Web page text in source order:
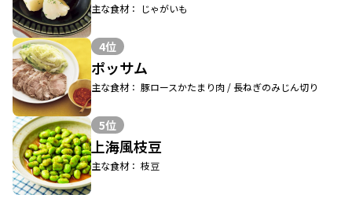
主な食材： じゃがいも
4位
ポッサム
主な食材： 豚ロースかたまり肉 / 長ねぎのみじん切り
5位
上海風枝豆
主な食材： 枝豆